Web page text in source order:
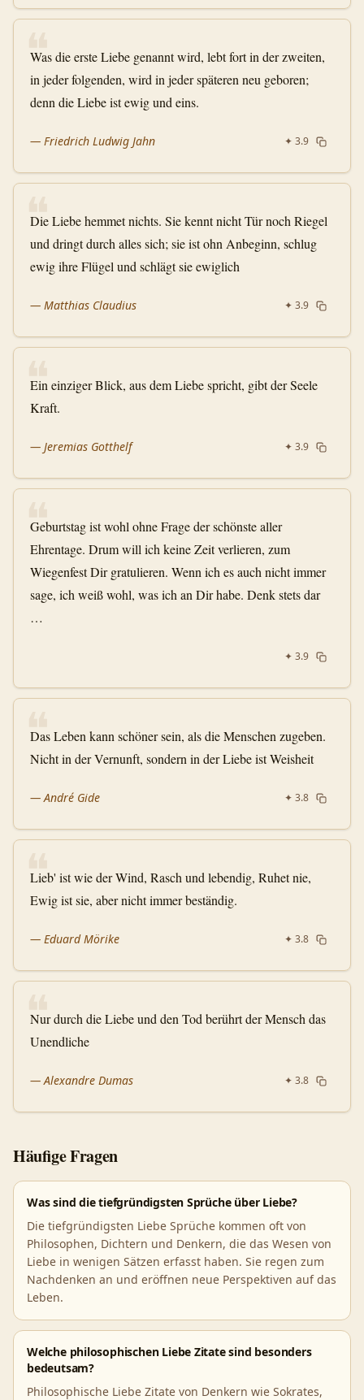
❝
Was die erste Liebe genannt wird, lebt fort in der zweiten,
in jeder folgenden, wird in jeder späteren neu geboren;
denn die Liebe ist ewig und eins.
— Friedrich Ludwig Jahn ✦ 3.9
❝
Die Liebe hemmet nichts. Sie kennt nicht Tür noch Riegel
und dringt durch alles sich; sie ist ohn Anbeginn, schlug
ewig ihre Flügel und schlägt sie ewiglich
— Matthias Claudius ✦ 3.9
❝
Ein einziger Blick, aus dem Liebe spricht, gibt der Seele
Kraft.
— Jeremias Gotthelf ✦ 3.9
❝
Geburtstag ist wohl ohne Frage der schönste aller
Ehrentage. Drum will ich keine Zeit verlieren, zum
Wiegenfest Dir gratulieren. Wenn ich es auch nicht immer
sage, ich weiß wohl, was ich an Dir habe. Denk stets dar
…
✦ 3.9
❝
Das Leben kann schöner sein, als die Menschen zugeben.
Nicht in der Vernunft, sondern in der Liebe ist Weisheit
—André Gide ✦ 3.8
❝
Lieb' ist wie der Wind, Rasch und lebendig, Ruhet nie,
Ewig ist sie, aber nicht immer beständig.
— Eduard Mörike ✦ 3.8
❝
Nur durch die Liebe und den Tod berührt der Mensch das
Unendliche
—Alexandre Dumas ✦ 3.8
Häufige Fragen
Was sind die tiefgründigsten Sprüche über Liebe?
Die tiefgründigsten Liebe Sprüche kommen oft von
Philosophen, Dichtern und Denkern, die das Wesen von
Liebe in wenigen Sätzen erfasst haben. Sie regen zum
Nachdenken an und eröffnen neue Perspektiven auf das
Leben.
Welche philosophischen Liebe Zitate sind besonders
bedeutsam?
Philosophische Liebe Zitate von Denkern wie Sokrates,